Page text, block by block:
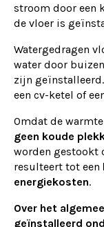
stroom door een
de vloer is
Watergedragen
water door
zijn
een cv-ketel of
Omdat de
geen koude
worden gestookt
resulteert tot een
energiekosten.
Over het
geïnstalleerd